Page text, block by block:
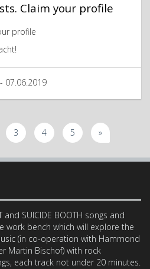
Claim your profile
profile
07.06.2019
3 4 5 »
and SUICIDE BOOTH songs and
work bench which will explore the
(in co-operation with Hammond
Martin Bischof) with rock
each track not under 20 minutes.